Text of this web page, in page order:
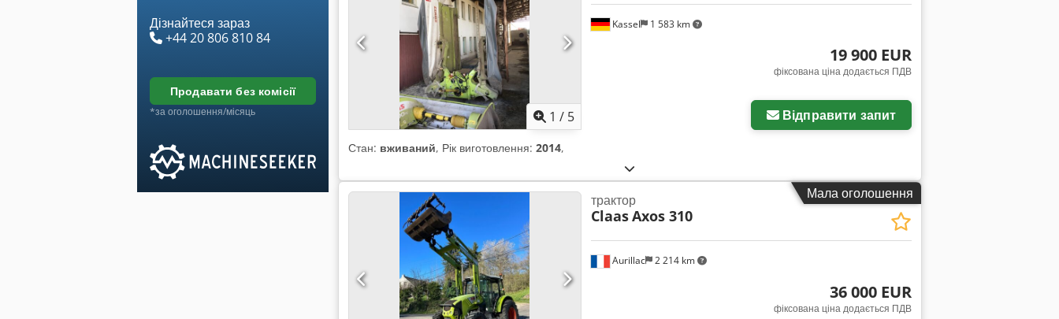
Дізнайтеся зараз
+44 20 806 810 84
продавати без комісії
*за оголошення/місяць 1 / 5
Kassel 1 583 km
19 900 EUR
фіксована ціна додається ПДВ
Відправити запит
Стан: вживаний, Рік виготовлення: 2014,
Мала оголошення
Aurillac 2 214 km
трактор
ClaasAxos 310
36 000 EUR
фіксована ціна додається ПДВ